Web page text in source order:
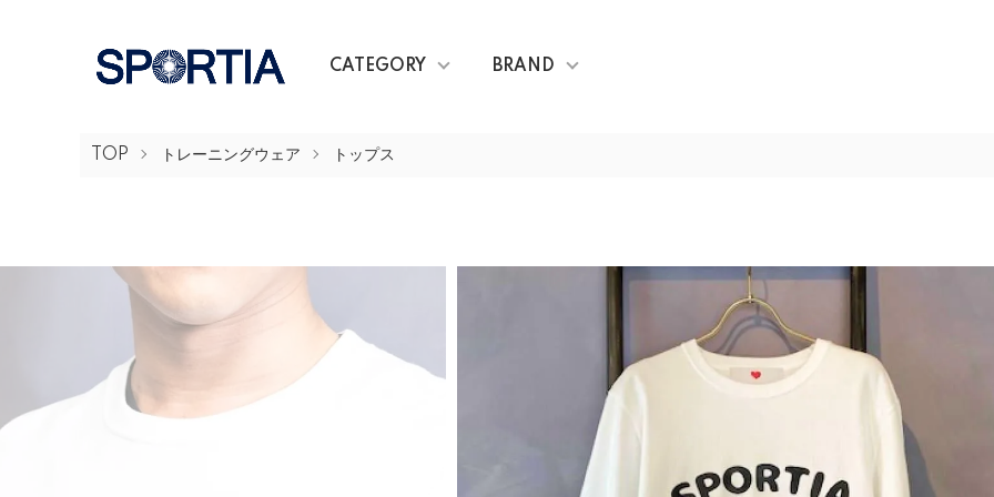
CATEGORY BRAND
TOP トレーニングウェア トップス